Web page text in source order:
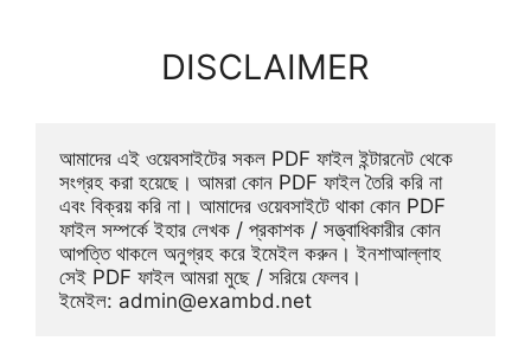
DISCLAIMER
আমাদের এই ওয়েবসাইটের সকল PDF ফাইল ইন্টারনেট থেকে
সংগ্রহ করা হয়েছে। আমরা কোন PDF ফাইল তৈরি করি না
এবং বিক্রয় করি না। আমাদের ওয়েবসাইটে থাকা কোন PDF
ফাইল সম্পর্কে ইহার লেখক / প্রকাশক / সত্ত্বাধিকারীর কোন
আপত্তি থাকলে অনুগ্রহ করে ইমেইল করুন। ইনশাআল্লাহ
সেই PDF ফাইল আমরা মুছে / সরিয়ে ফেলব।
ইমেইল: admin@exambd.net